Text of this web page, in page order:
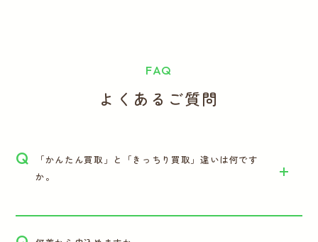
FAQ
よくあるご質問
Q
「かんたん買取」と「きっちり買取」違いは何です
か。